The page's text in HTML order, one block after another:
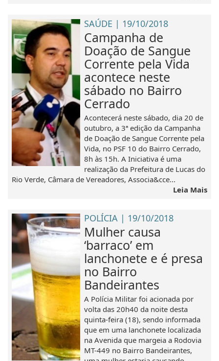
SAÚDE | 19/10/2018
Campanha de
Doação de Sangue
Corrente pela Vida
acontece neste
sábado no Bairro
Cerrado
Acontecerá neste sábado, dia 20 de
outubro, a 3ª edição da Campanha
de Doação de Sangue Corrente pela
Vida, no PSF 10 do Bairro Cerrado,
8h às 15h. A Iniciativa é uma
realização da Prefeitura de Lucas do
Rio Verde, Câmara de Vereadores, Associa&cce...
Leia Mais
POLÍCIA | 19/10/2018
Mulher causa
‘barraco’ em
lanchonete e é presa
no Bairro
Bandeirantes
A Polícia Militar foi acionada por
volta das 20h40 da noite desta
quinta-feira (18), sendo informada
que em uma lanchonete localizada
na Avenida que margeia a Rodovia
MT-449 no Bairro Bandeirantes,